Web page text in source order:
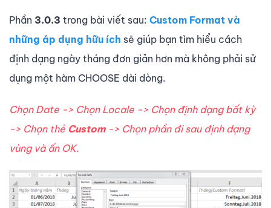
Phần 3.0.3 trong bài viết sau: Custom Format và
những áp dụng hữu ích sẽ giúp bạn tìm hiểu cách
định dạng ngày tháng đơn giản hơn mà không phải sử
dụng một hàm CHOOSE dài dòng.
Chọn Date -> Chọn Locale -> Chọn định dạng bất kỳ
-> Chọn thẻ Custom-> Chọn phần đi sau định dạng
vùng và ấn OK.